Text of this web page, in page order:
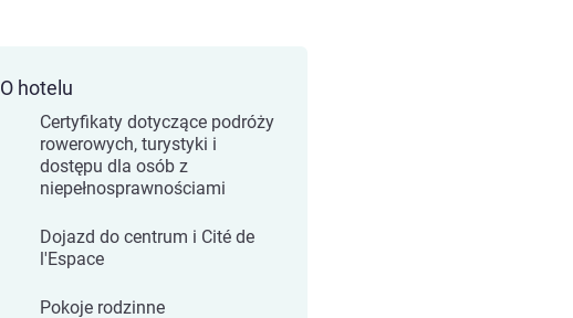
O hotelu
Certyfikaty dotyczące podróży
rowerowych, turystyki i
dostępu dla osób z
niepełnosprawnościami
Dojazd do centrum i Cité de
l'Espace
Pokoje rodzinne